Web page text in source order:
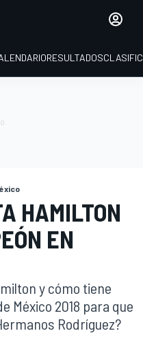
RESULTADOS
HAMILTON
EN
y cómo tiene
México 2018 para que
Rodríguez?